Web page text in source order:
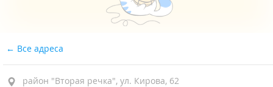
Все адреса
район "Вторая речка", ул. Кирова, 62